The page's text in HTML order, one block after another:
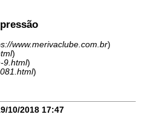
www.merivaclube.com.br)
)
9.html)
)
10/2018 17:47